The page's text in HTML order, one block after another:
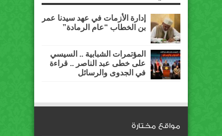
إدارة الأزمات في عهد سيدنا عمر
بن الخطاب “عام الرمادة”
المؤتمرات الشبابية .. السيسي
على خطى عبد الناصر .. قراءة
في الجدوى والرسائل
مواقع مختارة